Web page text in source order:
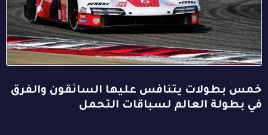
خمس بطولات يتنافس عليها السائقون والفرق
في بطولة العالم لسباقات التحمل